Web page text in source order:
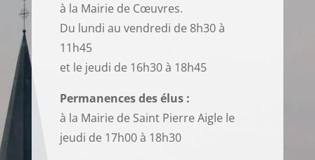
à la Mairie de Cœuvres.
Du lundi au vendredi de 8h30 à
11h45
et le jeudi de 16h30 à 18h45
Permanences des élus :
à la Mairie de Saint Pierre Aigle le
jeudi de 17h00 à 18h30